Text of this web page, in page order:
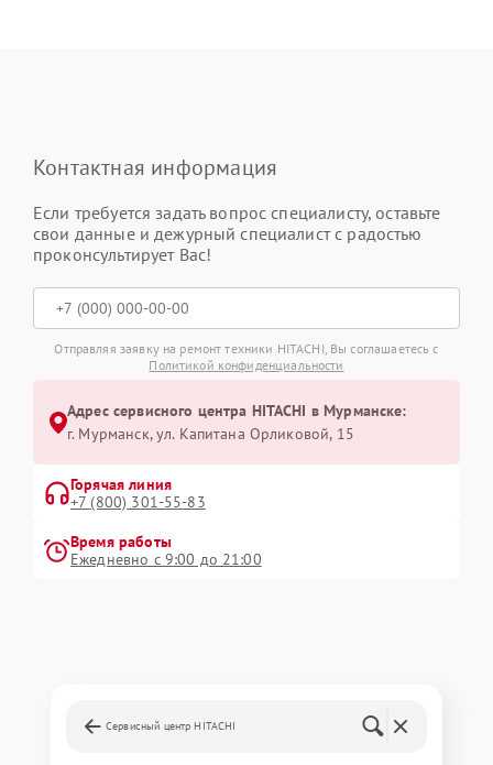
Контактная информация
Если требуется задать вопрос специалисту, оставьте
свои данные и дежурный специалист с радостью
проконсультирует Вас!
Отправляя заявку на ремонт техники HITACHI, Вы соглашаетесь с
Политикой конфиденциальности
Адрес сервисного центра HITACHI в Мурманске:
г. Мурманск, ул. Капитана Орликовой, 15
Горячая линия
+7 (800) 301-55-83
Время работы
Ежедневно с 9:00 до 21:00
Сервисный центр HITACHI